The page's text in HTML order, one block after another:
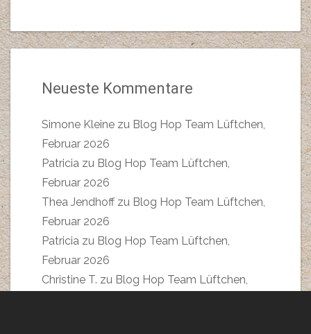
Neueste Kommentare
Simone Kleine zu Blog Hop Team Lüftchen,
Februar 2026
Patricia zu Blog Hop Team Lüftchen,
Februar 2026
Thea Jendhoffzu Blog Hop Team Lüftchen,
Februar 2026
Patricia zu Blog Hop Team Lüftchen,
Februar 2026
Christine T. zu Blog Hop Team Lüftchen,